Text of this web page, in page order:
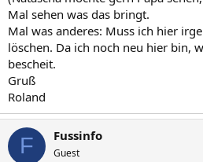
Mal sehen was das bringt.
Mal was anderes: Muss ich hier
löschen. Da ich noch neu hier bin,
bescheit.
Gruß
Roland
F Fussinfo
Guest